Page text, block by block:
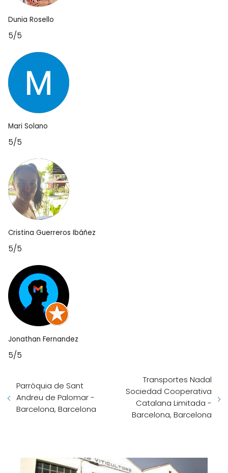
Dunia Rosello
5/5
Mari Solano
5/5
Cristina Guerreros Ibáñez
5/5
Jonathan Fernandez
5/5
Parròquia de Sant
Andreu de Palomar -
Barcelona, Barcelona
Transportes Nadal
Sociedad Cooperativa
Catalana Limitada -
Barcelona, Barcelona